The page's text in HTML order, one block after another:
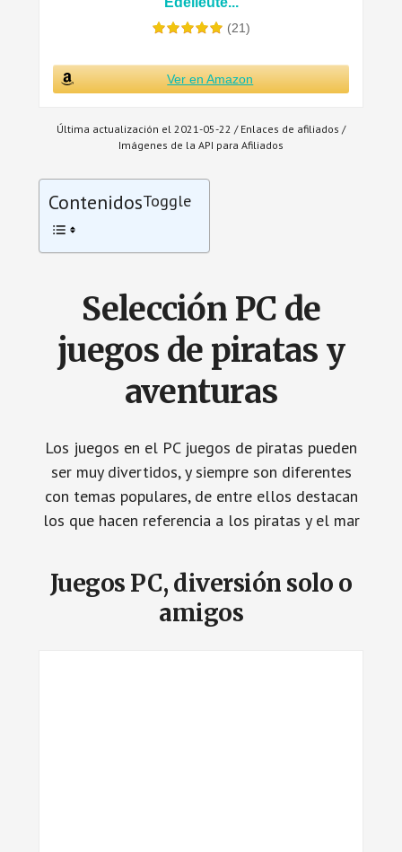
(21)
Ver en Amazon
Última actualización el 2021-05-22 / Enlaces de afiliados /
Imágenes de la API para Afiliados
ContenidosToggle
Selección PC de
juegos de piratas y
aventuras
Los juegos en el PC juegos de piratas pueden
ser muy divertidos, y siempre son diferentes
con temas populares, de entre ellos destacan
los que hacen referencia a los piratas y el mar
Juegos PC, diversión solo o
amigos